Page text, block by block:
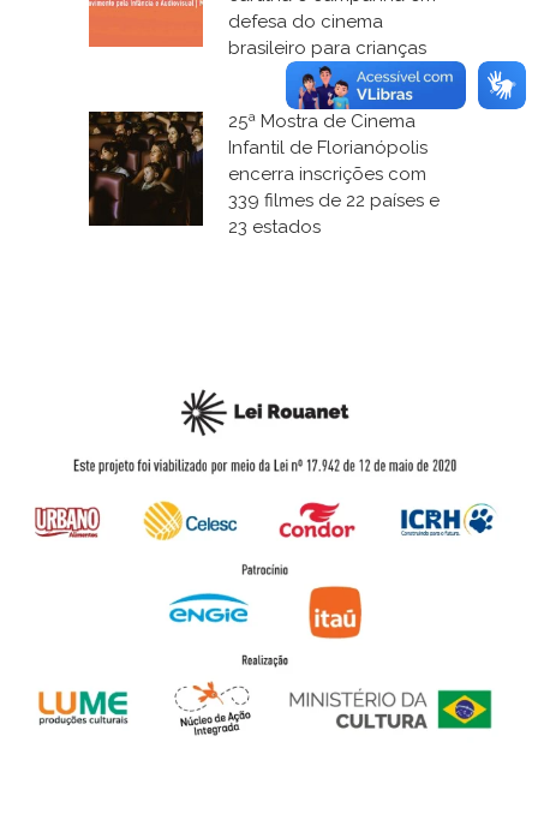
defesa do cinema
brasileiro para crianças
25ª Mostra de Cinema
Infantil de Florianópolis
encerra inscrições com
339 filmes de 22 países e
23 estados